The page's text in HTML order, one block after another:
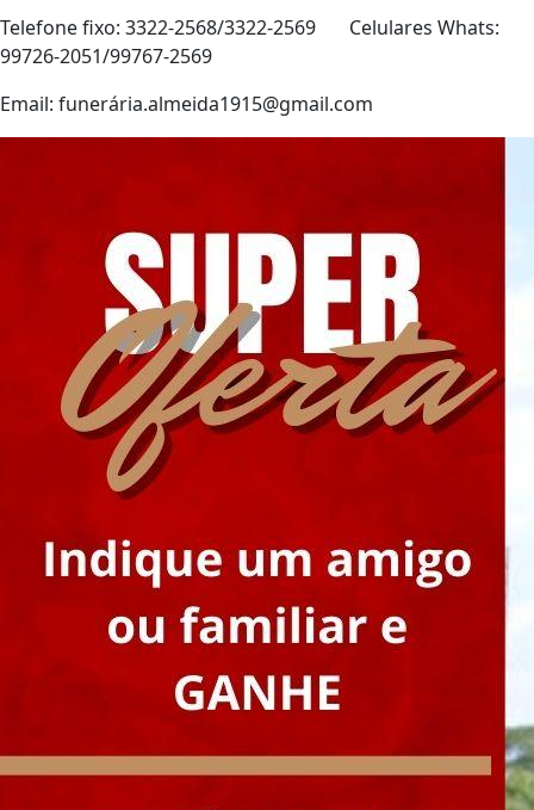
Telefone fixo: 3322-2568/3322-2569 Celulares Whats:
99726-2051/99767-2569
Email: funerária.almeida1915@gmail.com